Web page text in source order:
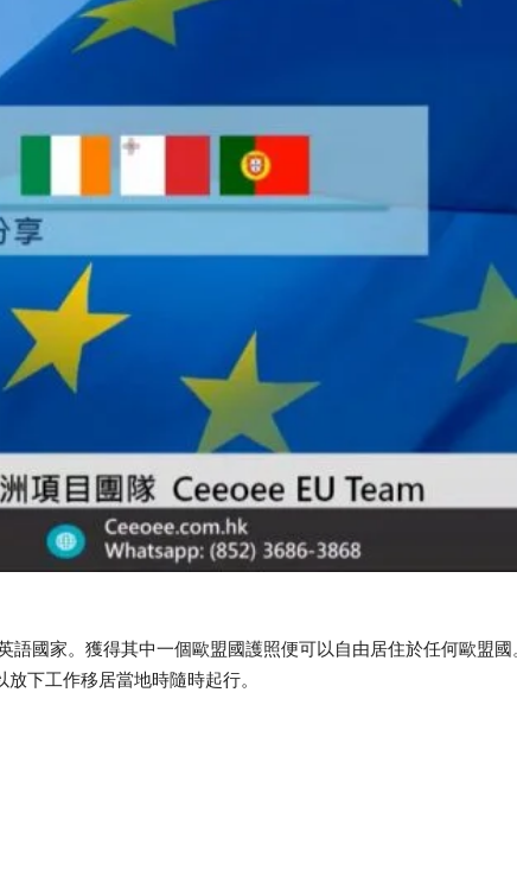
國家。獲得其中一個歐盟國護照便可以自由居住於任何歐盟國
下工作移居當地時隨時起行。